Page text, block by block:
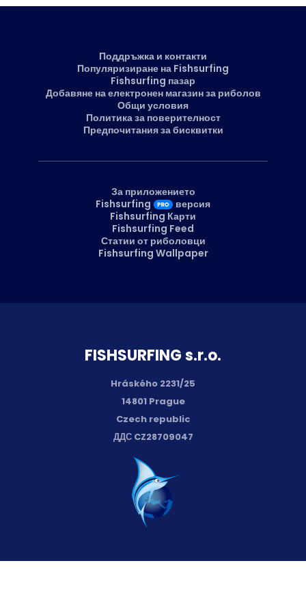
FISH­SURFING s.r.o.
Hráského 2231/25
14801 Prague
Czech republic
ДДС CZ28709047
Поддръжка и контакти
Популяризиране на Fishsurfing
Fishsurfing пазар
Добавяне на електронен магазин за риболов
Общи условия
Политика за поверителност
Предпочитания за бисквитки
За приложението
Fishsurfing
версия
Fishsurfing Карти
Fishsurfing Feed
Статии от риболовци
Fishsurfing Wallpaper